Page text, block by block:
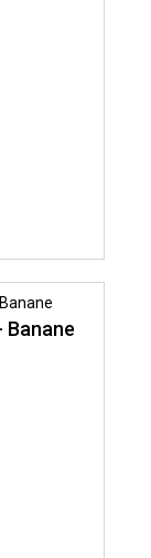
Banane